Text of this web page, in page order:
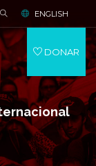
ENGLISH
DONAR